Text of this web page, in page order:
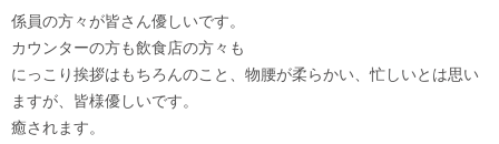
係員の方々が皆さん優しいです。
カウンターの方も飲食店の方々も
にっこり挨拶はもちろんのこと、物腰が柔らかい、忙しいとは思い
ますが、皆様優しいです。
癒されます。